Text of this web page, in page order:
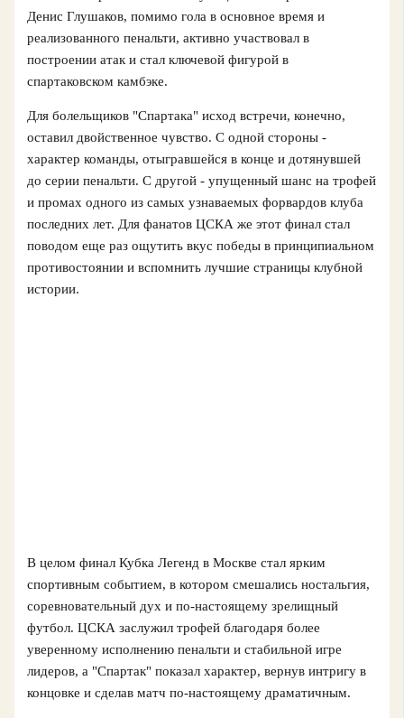
Денис Глушаков, помимо гола в основное время и
реализованного пенальти, активно участвовал в
построении атак и стал ключевой фигурой в
спартаковском камбэке.
Для болельщиков "Спартака" исход встречи, конечно,
оставил двойственное чувство. С одной стороны -
характер команды, отыгравшейся в конце и дотянувшей
до серии пенальти. С другой - упущенный шанс на трофей
и промах одного из самых узнаваемых форвардов клуба
последних лет. Для фанатов ЦСКА же этот финал стал
поводом еще раз ощутить вкус победы в принципиальном
противостоянии и вспомнить лучшие страницы клубной
истории.
В целом финал Кубка Легенд в Москве стал ярким
спортивным событием, в котором смешались ностальгия,
соревновательный дух и по-настоящему зрелищный
футбол. ЦСКА заслужил трофей благодаря более
уверенному исполнению пенальти и стабильной игре
лидеров, а "Спартак" показал характер, вернув интригу в
концовке и сделав матч по-настоящему драматичным.